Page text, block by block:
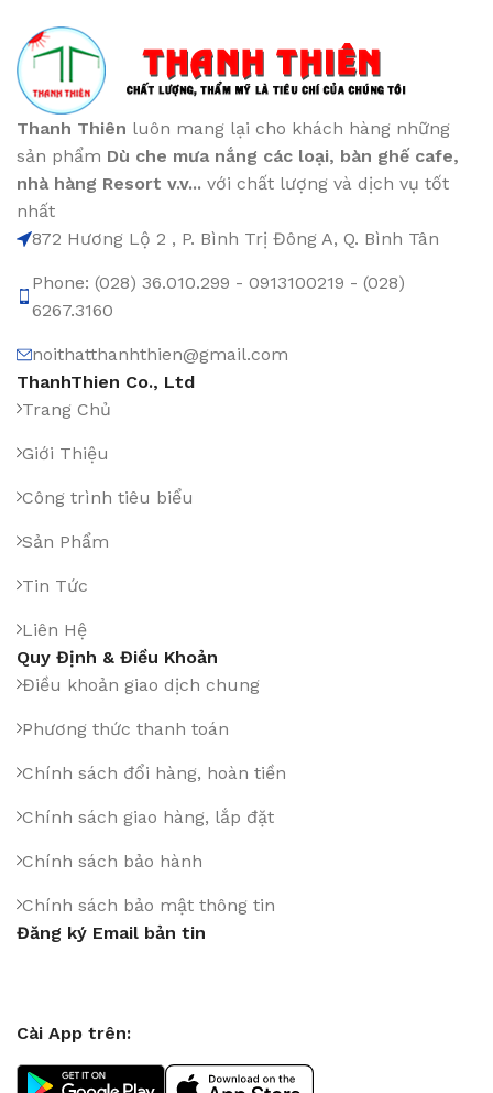
Thanh Thiên luôn mang lại cho khách hàng những
sản phẩm Dù che mưa nắng các loại, bàn ghế cafe,
nhà hàng Resort v.v... với chất lượng và dịch vụ tốt
nhất
872 Hương Lộ 2 , P. Bình Trị Đông A, Q. Bình Tân
Phone: (028) 36.010.299 - 0913100219 - (028)
6267.3160
noithatthanhthien@gmail.com
ThanhThien Co., Ltd
Trang Chủ
Giới Thiệu
Công trình tiêu biểu
Sản Phẩm
Tin Tức
Liên Hệ
Quy Định & Điều Khoản
Điều khoản giao dịch chung
Phương thức thanh toán
Chính sách đổi hàng, hoàn tiền
Chính sách giao hàng, lắp đặt
Chính sách bảo hành
Chính sách bảo mật thông tin
Đăng ký Email bản tin
Cài App trên: